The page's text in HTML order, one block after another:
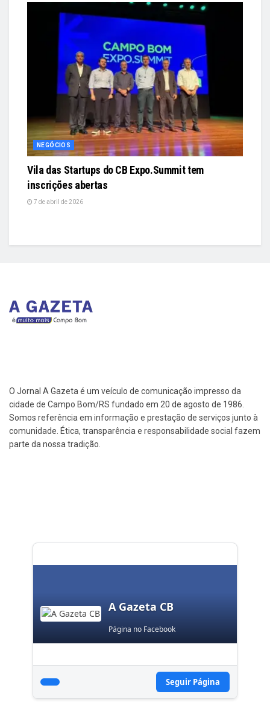
NEGÓCIOS
Vila das Startups do CB Expo.Summit tem
inscrições abertas
7 de abril de 2026
O Jornal A Gazeta é um veículo de comunicação impresso da
cidade de Campo Bom/RS fundado em 20 de agosto de 1986.
Somos referência em informação e prestação de serviços junto à
comunidade. Ética, transparência e responsabilidade social fazem
parte da nossa tradição.
A Gazeta CB
Página no Facebook
Seguir Página